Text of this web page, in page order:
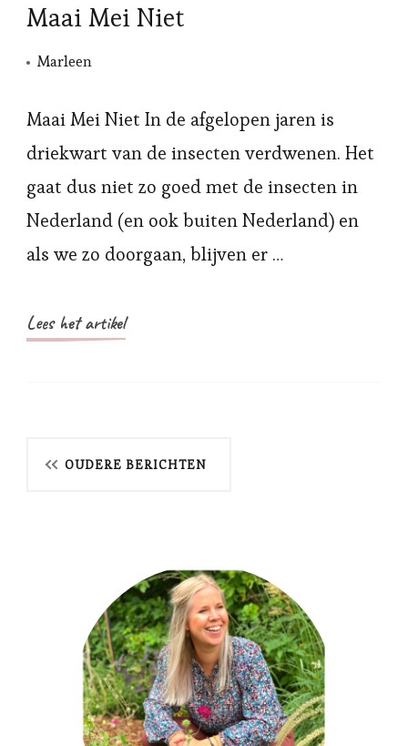
Maai Mei Niet
Marleen
Maai Mei Niet In de afgelopen jaren is
driekwart van de insecten verdwenen. Het
gaat dus niet zo goed met de insecten in
Nederland (en ook buiten Nederland) en
als we zo doorgaan, blijven er …
Lees het artikel
Berichtnavigatie
OUDERE BERICHTEN